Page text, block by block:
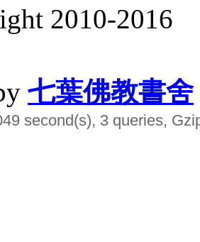
2010-2016
七葉佛教書舍
second(s), 3 queries,